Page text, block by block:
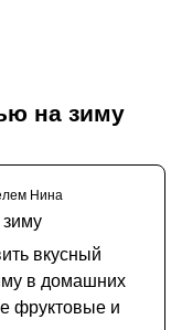
на зиму
Нина
вкусный
в домашних
фруктовые и